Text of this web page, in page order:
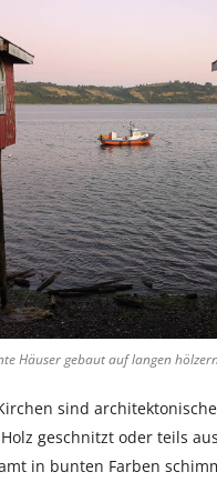
Häuser gebaut auf langen
sind
geschnitzt oder teils
in bunten Farben